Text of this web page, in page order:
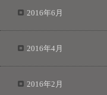
2016年6月
2016年4月
2016年2月